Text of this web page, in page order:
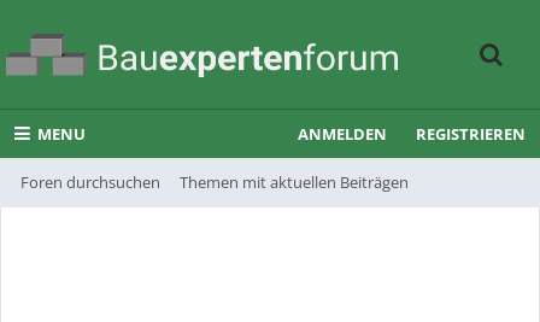
MENU
Foren durchsuchen Themen mit aktuellen Beiträgen
ANMELDEN REGISTRIEREN